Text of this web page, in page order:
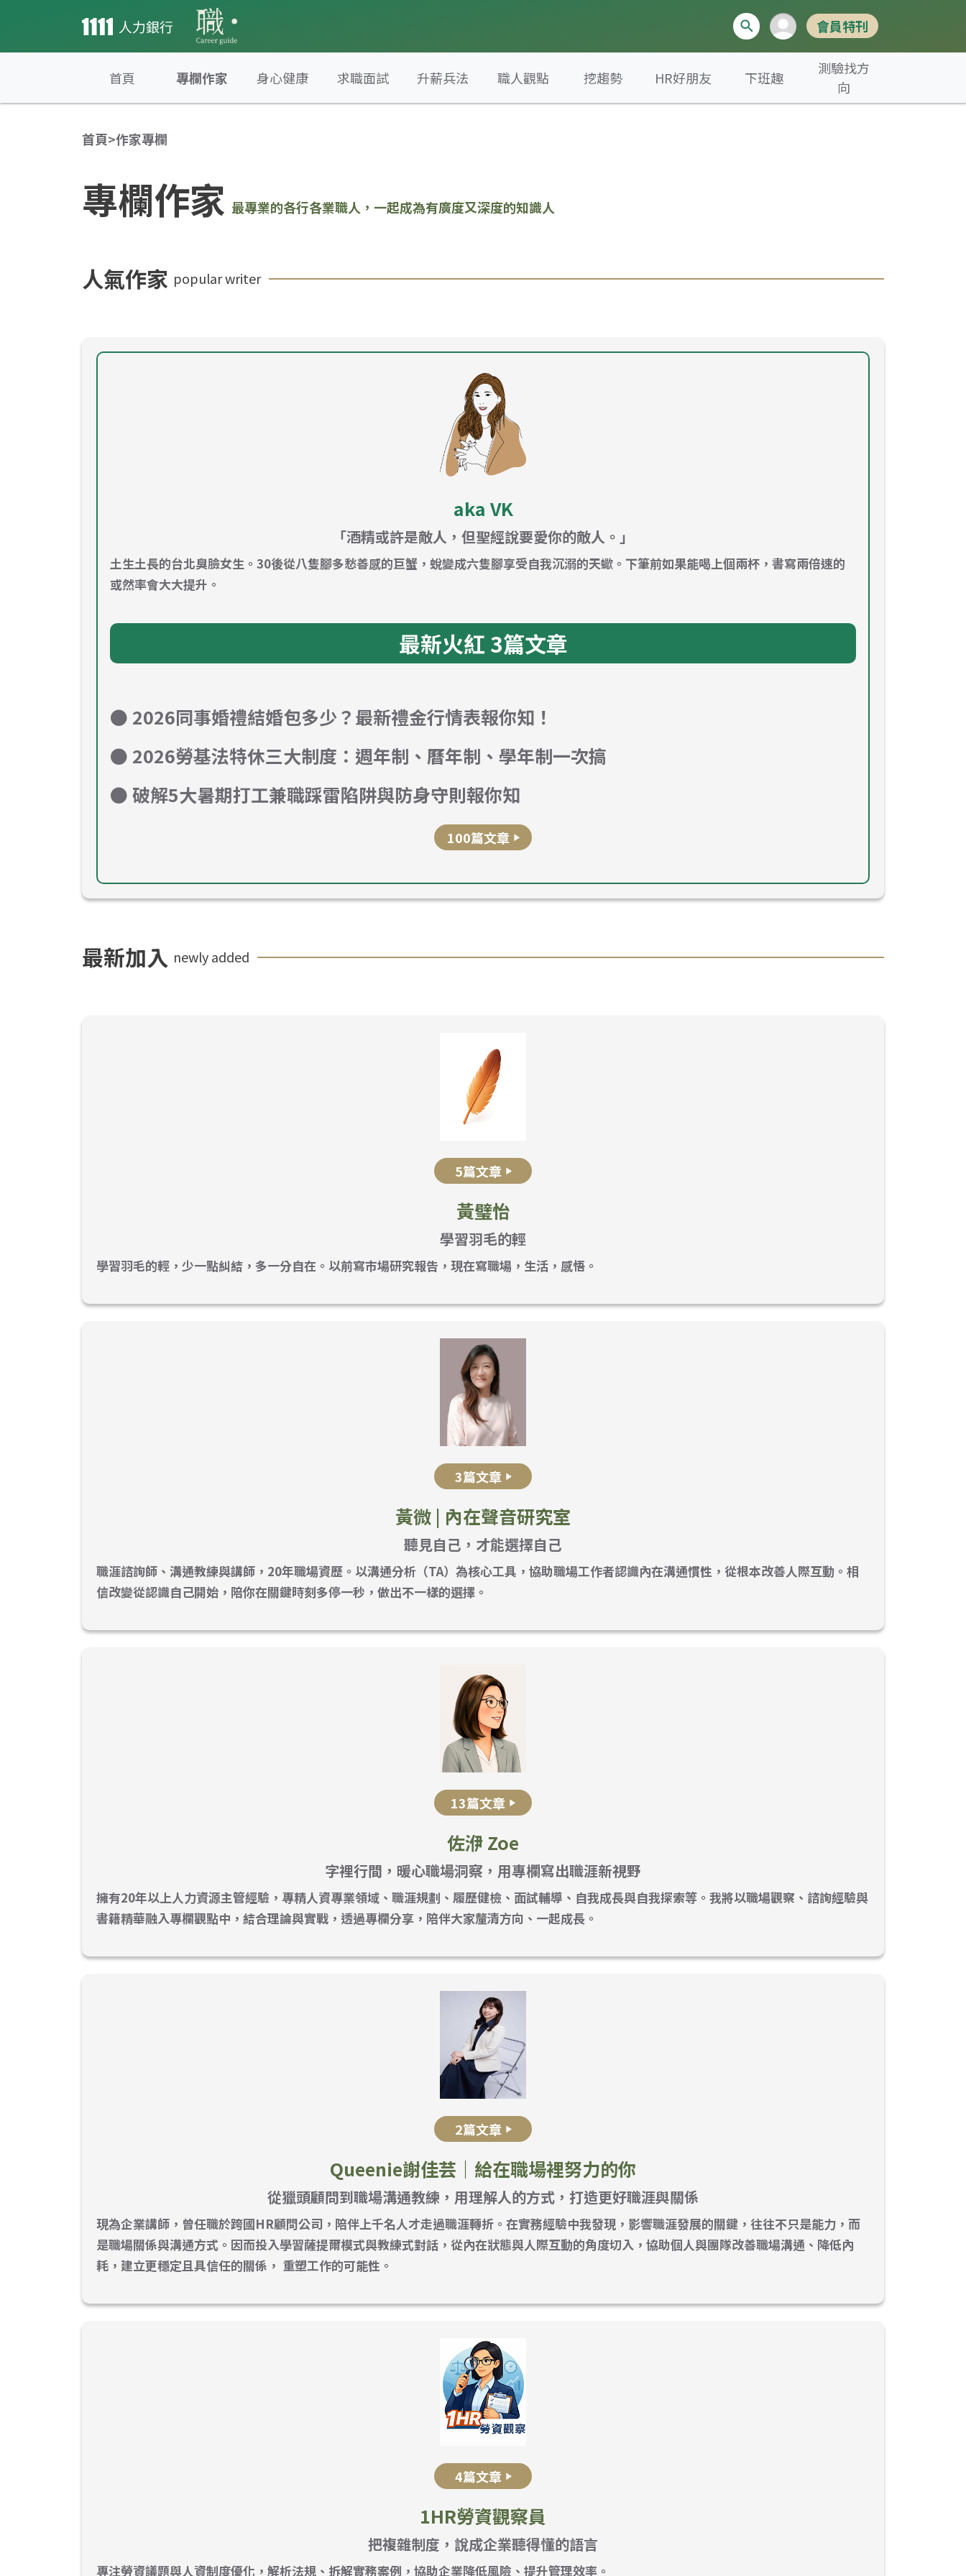
會員特刊
首頁 專欄作家 身心健康 求職面試 升薪兵法 職人觀點 挖趨勢 HR好朋友 下班趣
測驗找方
向
成 就 一 直 前 進 的 你
首頁>作家專欄
專欄作家 最專業的各行各業職人，一起成為有廣度又深度的知識人
人氣作家 popular writer
aka VK
「酒精或許是敵人，但聖經說要愛你的敵人。」
土生土長的台北臭臉女生。30後從八隻腳多愁善感的巨蟹，蛻變成六隻腳享受自我沉溺的天蠍。下筆前如果能喝上個兩杯，書寫兩倍速的
或然率會大大提升。
最新火紅 3篇文章
● 2026同事婚禮結婚包多少？最新禮金行情表報你知！
● 2026勞基法特休三大制度：週年制、曆年制、學年制一次搞
● 破解5大暑期打工兼職踩雷陷阱與防身守則報你知
100篇文章
最新加入 newly added
5篇文章
黃璧怡
學習羽毛的輕
學習羽毛的輕，少一點糾結，多一分自在。以前寫市場研究報告，現在寫職場，生活，感悟。
3篇文章
黃微 | 內在聲音研究室
聽見自己，才能選擇自己
職涯諮詢師、溝通教練與講師，20年職場資歷。以溝通分析（TA）為核心工具，協助職場工作者認識內在溝通慣性，從根本改善人際互動。相
信改變從認識自己開始，陪你在關鍵時刻多停一秒，做出不一樣的選擇。
13篇文章
佐洢 Zoe
字裡行間，暖心職場洞察，用專欄寫出職涯新視野
擁有20年以上人力資源主管經驗，專精人資專業領域、職涯規劃、履歷健檢、面試輔導、自我成長與自我探索等。我將以職場觀察、諮詢經驗與
書籍精華融入專欄觀點中，結合理論與實戰，透過專欄分享，陪伴大家釐清方向、一起成長。
2篇文章
Queenie謝佳芸｜給在職場裡努力的你
從獵頭顧問到職場溝通教練，用理解人的方式，打造更好職涯與關係
現為企業講師，曾任職於跨國HR顧問公司，陪伴上千名人才走過職涯轉折。在實務經驗中我發現，影響職涯發展的關鍵，往往不只是能力，而
是職場關係與溝通方式。因而投入學習薩提爾模式與教練式對話，從內在狀態與人際互動的角度切入，協助個人與團隊改善職場溝通、降低內
耗，建立更穩定且具信任的關係， 重塑工作的可能性。
4篇文章
1HR勞資觀察員
把複雜制度，說成企業聽得懂的語言
專注勞資議題與人資制度優化，解析法規、拆解實務案例，協助企業降低風險、提升管理效率。